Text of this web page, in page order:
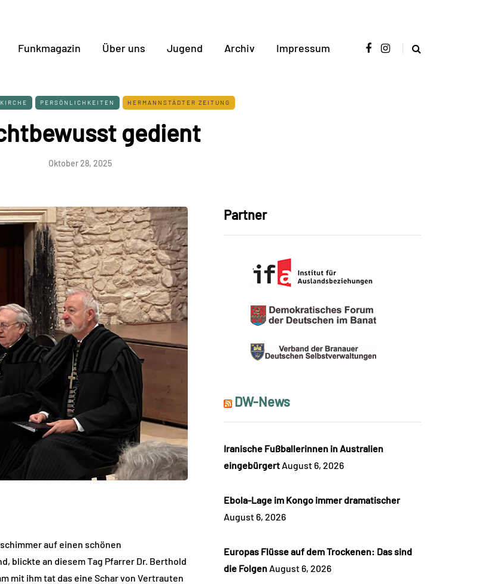
Funkmagazin Über uns Jugend Archiv Impressum
KIRCHE PERSÖNLICHKEITEN HERMANNSTÄDTER ZEITUNG
gedient
Oktober 28, 2025
auf einen schönen
blickte an diesem Tag Pfarrer Dr. Berthold
mit ihm tat das eine Schar von Vertrauten
Partner
DW-News
Iranische Fußballerinnen in Australien
eingebürgert August 6, 2026
Ebola-Lage im Kongo immer dramatischer
August 6, 2026
Europas Flüsse auf dem Trockenen: Das sind
die Folgen August 6, 2026